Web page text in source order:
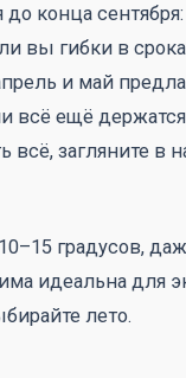
конца
вы гибки в
и май
всё ещё
загляните в
градусов,
идеальна для
лето.